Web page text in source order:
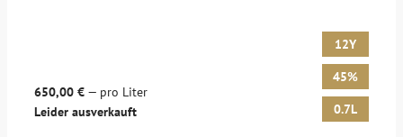
650,00 € — pro Liter
Leider ausverkauft
12Y
45%
0.7L